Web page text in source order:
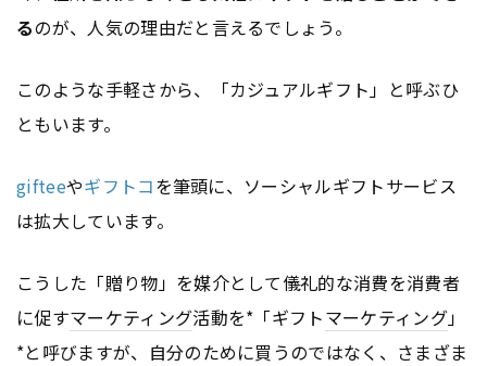
るのが、人気の理由だと言えるでしょう。
このような手軽さから、「カジュアルギフト」と呼ぶひ
ともいます。
gifteeやギフトコを筆頭に、ソーシャルギフトサービス
は拡大しています。
こうした「贈り物」を媒介として儀礼的な消費を消費者
に促すマーケティング活動を*「ギフトマーケティング」
*と呼びますが、自分のために買うのではなく、さまざま